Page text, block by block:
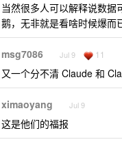
当然很多人可以解释说数据
鹅，无非就是看啥时候爆而
msg7086 Jul 9 11
又一个分不清 Claude 和
ximaoyang Jul 9
这是他们的福报